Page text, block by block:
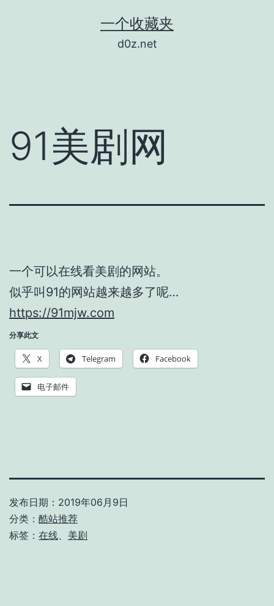
一个收藏夹
d0z.net
91美剧网
一个可以在线看美剧的网站。
似乎叫91的网站越来越多了呢…
https://91mjw.com
分享此文
X Telegram Facebook
电子邮件
发布日期： 2019年06月9日
分类： 酷站推荐
标签： 在线 美剧